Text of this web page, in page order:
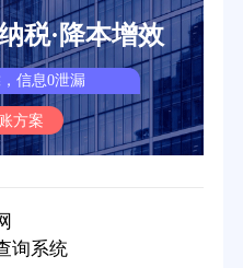
税·降本增效
信息0泄漏
方案
询系统